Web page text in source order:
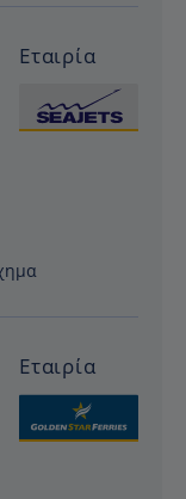
Εταιρία
Εταιρία